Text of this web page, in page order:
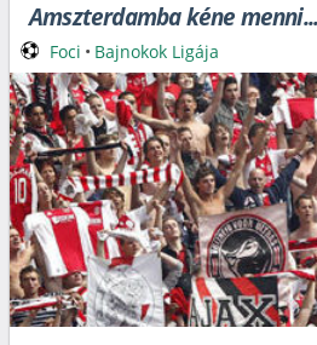
Amszterdamba kéne menni...
Foci • Bajnokok Ligája